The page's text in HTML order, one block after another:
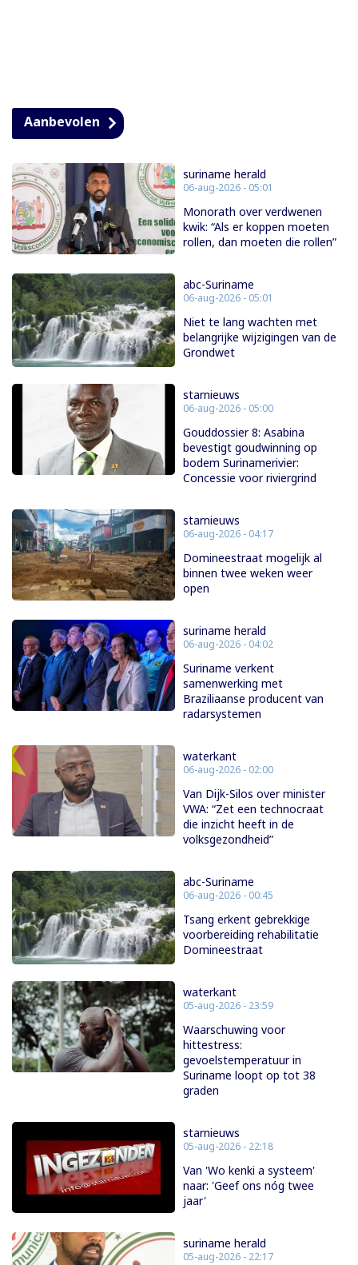
Aanbevolen
suriname herald
06-aug-2026 - 05:01
Monorath over verdwenen
kwik: “Als er koppen moeten
rollen, dan moeten die rollen”
abc-Suriname
06-aug-2026 - 05:01
Niet te lang wachten met
belangrijke wijzigingen van de
Grondwet
starnieuws
06-aug-2026 - 05:00
Gouddossier 8: Asabina
bevestigt goudwinning op
bodem Surinamerivier:
Concessie voor riviergrind
starnieuws
06-aug-2026 - 04:17
Domineestraat mogelijk al
binnen twee weken weer
open
suriname herald
06-aug-2026 - 04:02
Suriname verkent
samenwerking met
Braziliaanse producent van
radarsystemen
waterkant
06-aug-2026 - 02:00
Van Dijk-Silos over minister
VWA: “Zet een technocraat
die inzicht heeft in de
volksgezondheid”
abc-Suriname
06-aug-2026 - 00:45
Tsang erkent gebrekkige
voorbereiding rehabilitatie
Domineestraat
waterkant
05-aug-2026 - 23:59
Waarschuwing voor
hittestress:
gevoelstemperatuur in
Suriname loopt op tot 38
graden
starnieuws
05-aug-2026 - 22:18
Van 'Wo kenki a systeem'
naar: 'Geef ons nóg twee
jaar'
suriname herald
05-aug-2026 - 22:17